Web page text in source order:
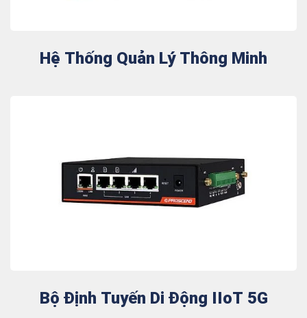
Hệ Thống Quản Lý Thông Minh
Bộ Định Tuyến Di Động IIoT 5G